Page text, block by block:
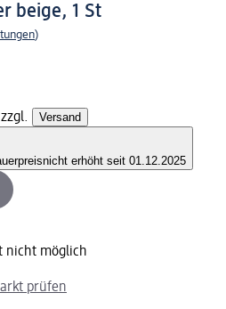
beige, 1 St
)
Versand
nicht erhöht seit 01.12.2025
nicht möglich
prüfen